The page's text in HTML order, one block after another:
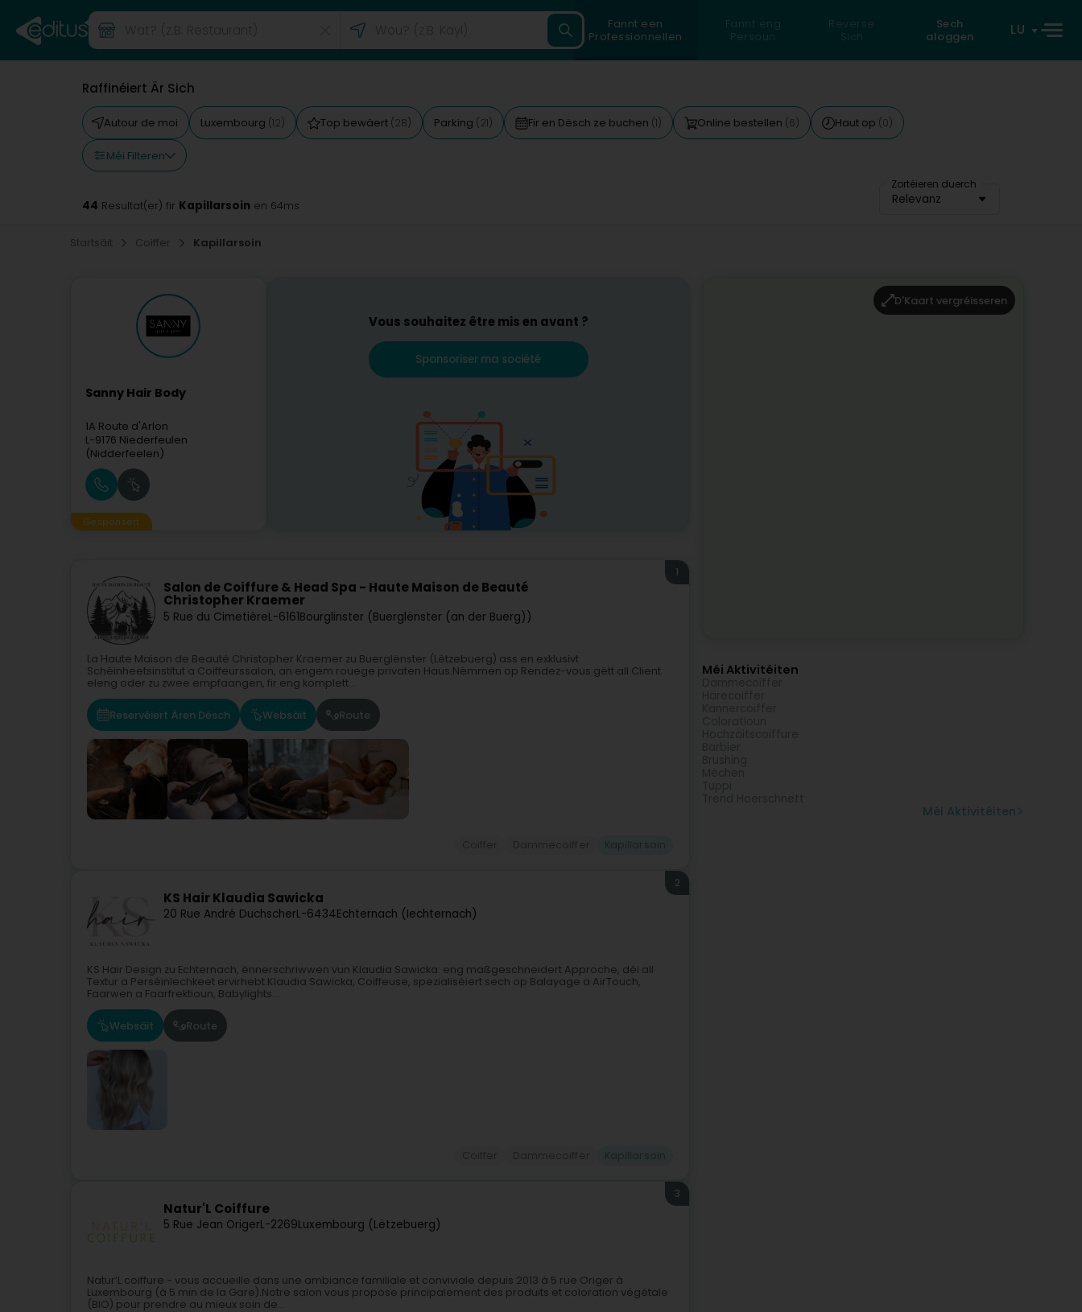
Fannt een
Professionnellen
Fannt eng
Persoun
Reverse
Sich
Sech
aloggen
LU
Raffinéiert Är Sich
Autour de moi Luxembourg (12) Top bewäert (28) Parking (21) Fir en Dësch ze buchen (1) Online bestellen (6) Haut op (0)
Méi Filteren
Zortéieren duerch
Relevanz
44 Resultat(er) fir Kapillarsoin en 64ms
Startsäit Coiffer Kapillarsoin
Sanny Hair Body
1A Route d'Arlon
L-9176 Niederfeulen
(Nidderfeelen)
Gesponsert
Vous souhaitez être mis en avant ?
Sponsoriser ma société
Salon de Coiffure & Head Spa - Haute Maison de Beauté
Christopher Kraemer
5 Rue du CimetièreL-6161Bourglinster (Buerglënster (an der Buerg))
1
La Haute Maison de Beauté Christopher Kraemer zu Buerglënster (Lëtzebuerg) ass en exklusivt
Schéinheetsinstitut a Coiffeurssalon, an engem rouege privaten Haus.Nëmmen op Rendez-vous gëtt all Client
eleng oder zu zwee empfaangen, fir eng komplett...
Reservéiert Ären Dësch Websäit Route
KS Hair Klaudia Sawicka
20 Rue André DuchscherL-6434Echternach (Iechternach)
2
KS Hair Design zu Echternach, ënnerschriwwen vun Klaudia Sawicka: eng maßgeschneidert Approche, déi all
Textur a Perséinlechkeet ervirhebt.Klaudia Sawicka, Coiffeuse, spezialiséiert sech op Balayage a AirTouch,
Faarwen a Faarfrektioun, Babylights...
Websäit Route
Natur'L Coiffure
5 Rue Jean OrigerL-2269Luxembourg (Lëtzebuerg)
3
Natur’L coiffure - vous accueille dans une ambiance familiale et conviviale depuis 2013 à 5 rue Origer à
Luxembourg (à 5 min de la Gare).Notre salon vous propose principalement des produits et coloration végétale
(BIO) pour prendre au mieux soin de...
D'Kaart vergréisseren
Méi Aktivitéiten
Méi Aktivitéiten